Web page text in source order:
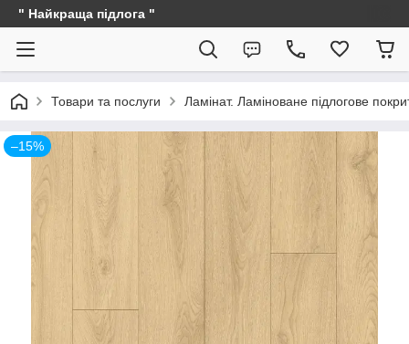
" Найкраща підлога "
Товари та послуги Ламінат. Ламіноване підлогове
–15%